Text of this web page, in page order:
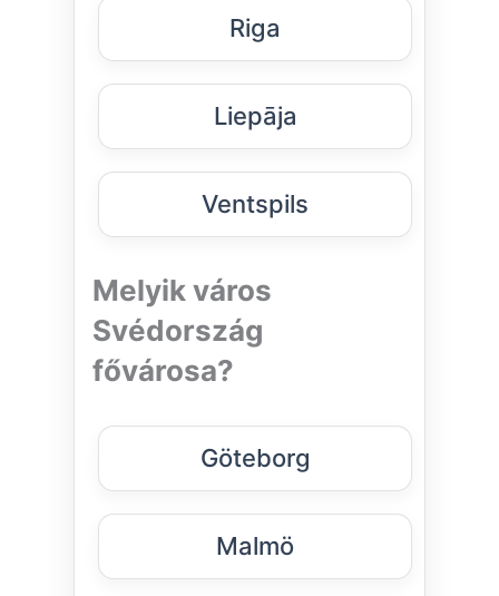
Riga
Liepāja
Ventspils
Melyik város
Svédország
fővárosa?
Göteborg
Malmö